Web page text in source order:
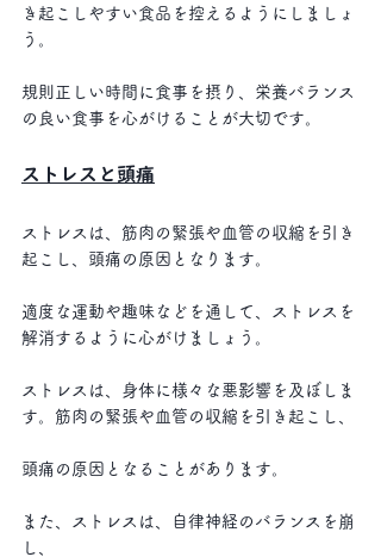
き起こしやすい食品を控えるようにしましょ
う。
規則正しい時間に食事を摂り、栄養バランス
の良い食事を心がけることが大切です。
ストレスと頭痛
ストレスは、筋肉の緊張や血管の収縮を引き
起こし、頭痛の原因となります。
適度な運動や趣味などを通して、ストレスを
解消するように心がけましょう。
ストレスは、身体に様々な悪影響を及ぼしま
す。筋肉の緊張や血管の収縮を引き起こし、
頭痛の原因となることがあります。
また、ストレスは、自律神経のバランスを崩
し、